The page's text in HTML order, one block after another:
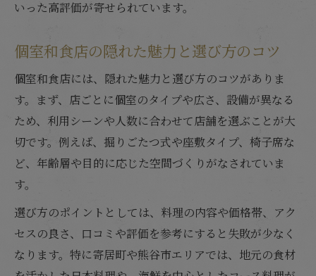
いった高評価が寄せられています。
個室和食店の隠れた魅力と選び方のコツ
個室和食店には、隠れた魅力と選び方のコツがありま
す。まず、店ごとに個室のタイプや広さ、設備が異なる
ため、利用シーンや人数に合わせて店舗を選ぶことが大
切です。例えば、掘りごたつ式や座敷タイプ、椅子席な
ど、年齢層や目的に応じた空間づくりがなされていま
す。
選び方のポイントとしては、料理の内容や価格帯、アク
セスの良さ、口コミや評価を参考にすると失敗が少なく
なります。特に寄居町や熊谷市エリアでは、地元の食材